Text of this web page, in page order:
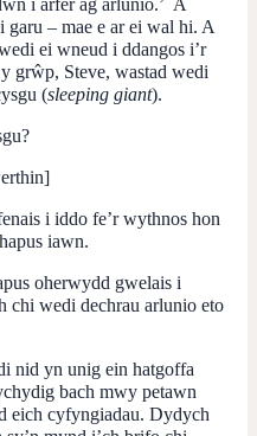
garu – mae e ar ei wal hi. A
ei wneud i ddangos i’r
grŵp, Steve, wastad wedi
(sleeping giant).
i iddo fe’r wythnos hon
iawn.
oherwydd gwelais i
chi wedi dechrau arlunio eto
nid yn unig ein hatgoffa
bach mwy petawn
eich cyfyngiadau. Dydych